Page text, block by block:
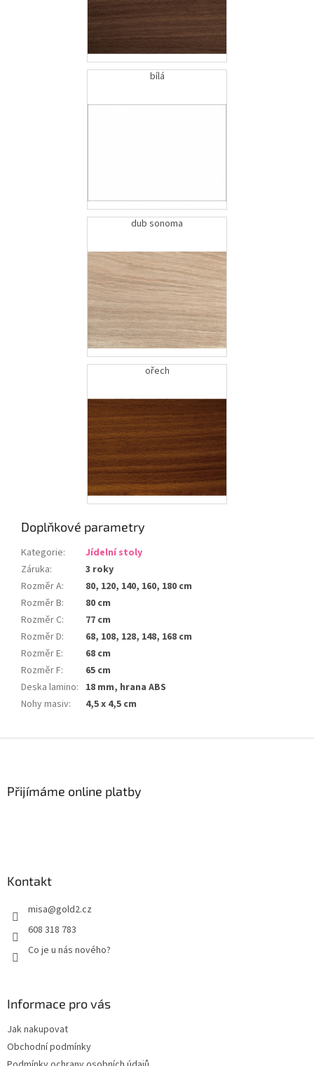
bílá
dub sonoma
ořech
Doplňkové parametry
Kategorie:
Jídelní stoly
Záruka:
3 roky
Rozměr A:
80, 120, 140, 160, 180 cm
Rozměr B:
80 cm
Rozměr C:
77 cm
Rozměr D:
68, 108, 128, 148, 168 cm
Rozměr E:
68 cm
Rozměr F:
65 cm
Deska lamino: 18 mm, hrana ABS
Nohy masiv: 4,5 x 4,5 cm
Přijímáme online platby
Kontakt
misa@gold2.cz
608 318 783
Co je u nás nového?
Informace pro vás
Jak nakupovat
Obchodní podmínky